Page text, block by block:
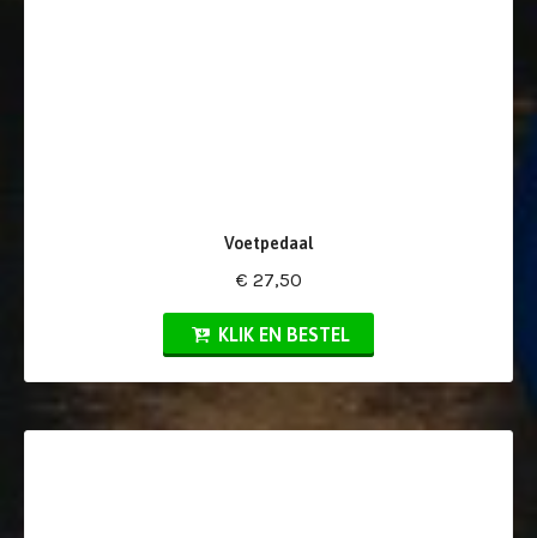
Voetpedaal
€ 27,50
KLIK EN BESTEL